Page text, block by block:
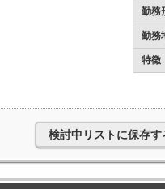
勤務
勤務
特徴
検討中リストに保存す